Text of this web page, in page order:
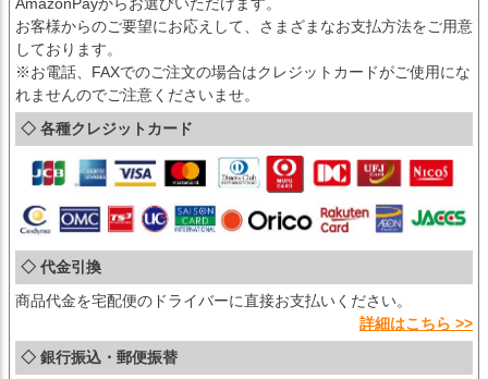
お客様からのご要望にお応えして、さまざまなお支払方法をご用意
しております。
※お電話、FAXでのご注文の場合はクレジットカードがご使用にな
れませんのでご注意くださいませ。
◇ 各種クレジットカード
◇ 代金引換
商品代金を宅配便のドライバーに直接お支払いください。
詳細はこちら >>
◇ 銀行振込・郵便振替